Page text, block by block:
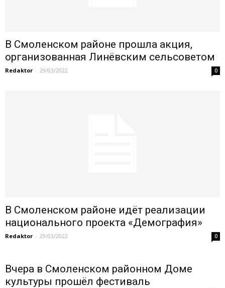
В Смоленском районе прошла акция,
организованная Линёвским сельсоветом
Redaktor - 29/03/2022 0
В Смоленском районе идёт реализации
национального проекта «Демография»
Redaktor - 29/03/2022 0
Вчера в Смоленском районном Доме
культуры прошёл фестиваль